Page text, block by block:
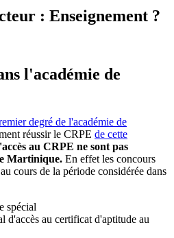
: Enseignement ?
l'académie de
degré de l'académie de
réussir le CRPE de cette
au CRPE ne sont pas
Martinique. En effet les concours
cours de la période considérée dans
spécial
d'accès au certificat d'aptitude au